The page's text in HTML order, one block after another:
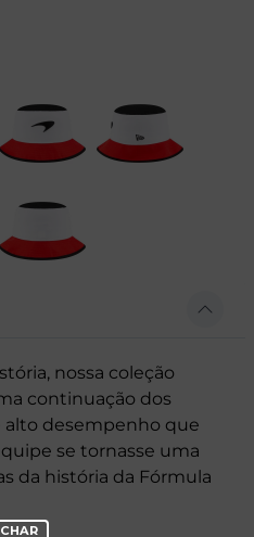
nossa coleção
continuação dos
desempenho que
se tornasse uma
da história da Fórmula